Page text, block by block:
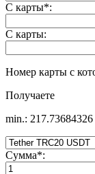
С карты*:
С карты:
Номер карты с
Получаете
min.:
Сумма*: